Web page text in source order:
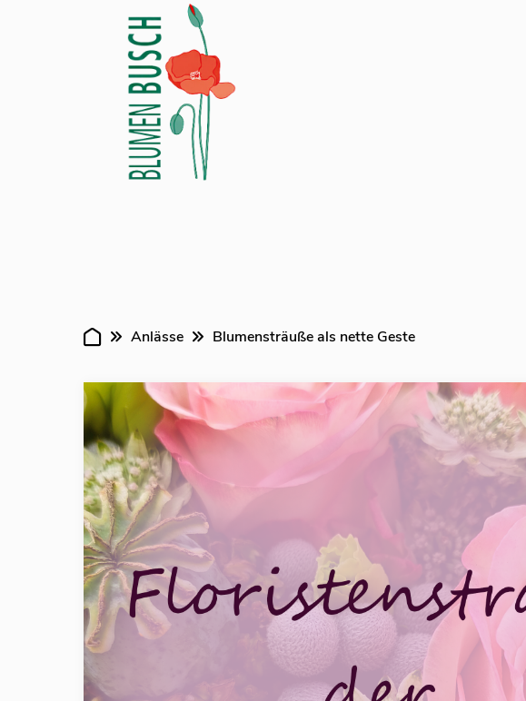
Anlässe Blumensträuße als nette Geste